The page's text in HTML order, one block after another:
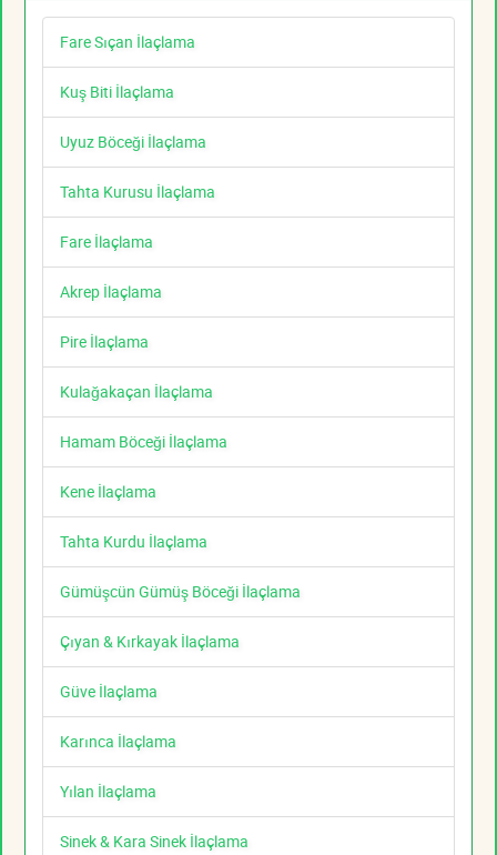
Fare Sıçan İlaçlama
Kuş Biti İlaçlama
Uyuz Böceği İlaçlama
Tahta Kurusu İlaçlama
Fare İlaçlama
Akrep İlaçlama
Pire İlaçlama
Kulağakaçan İlaçlama
Hamam Böceği İlaçlama
Kene İlaçlama
Tahta Kurdu İlaçlama
Gümüşcün Gümüş Böceği İlaçlama
Çıyan & Kırkayak İlaçlama
Güve İlaçlama
Karınca İlaçlama
Yılan İlaçlama
Sinek & Kara Sinek İlaçlama